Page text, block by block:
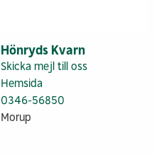
Hönryds Kvarn
Skicka mejl till oss
Hemsida
0346-56850
Morup